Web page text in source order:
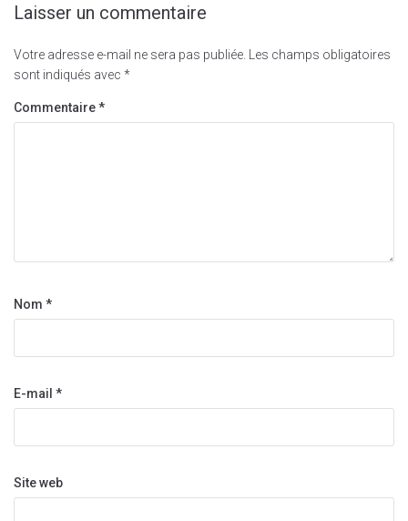
Laisser un commentaire
Votre adresse e-mail ne sera pas publiée. Les champs obligatoires
sont indiqués avec *
Commentaire*
Nom *
E-mail *
Site web